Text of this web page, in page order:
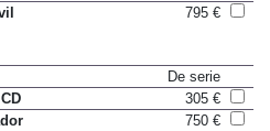
795 €
De serie
305 €
750 €